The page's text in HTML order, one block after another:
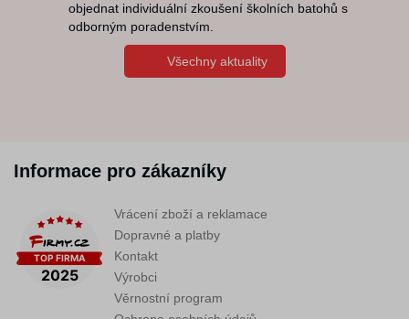
objednat individuální zkoušení školních batohů s
odborným poradenstvím.
Všechny aktuality
Informace pro zákazníky
Vrácení zboží a reklamace
Dopravné a platby
Kontakt
Výrobci
Věrnostní program